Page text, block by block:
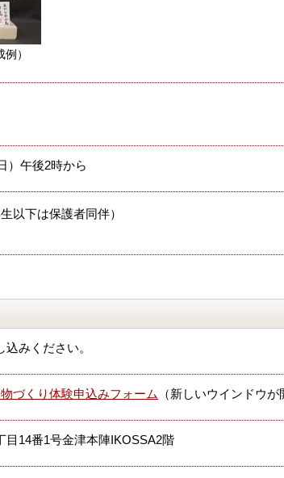
）
）午後2時から
以下は保護者同伴）
みください。
づくり体験申込みフォーム
（新しいウインドウが
目14番1号金津本陣IKOSSA2階